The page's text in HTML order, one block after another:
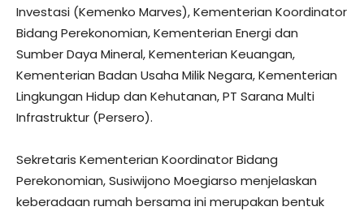
Investasi (Kemenko Marves), Kementerian Koordinator
Bidang Perekonomian, Kementerian Energi dan
Sumber Daya Mineral, Kementerian Keuangan,
Kementerian Badan Usaha Milik Negara, Kementerian
Lingkungan Hidup dan Kehutanan, PT Sarana Multi
Infrastruktur (Persero).
Sekretaris Kementerian Koordinator Bidang
Perekonomian, Susiwijono Moegiarso menjelaskan
keberadaan rumah bersama ini merupakan bentuk